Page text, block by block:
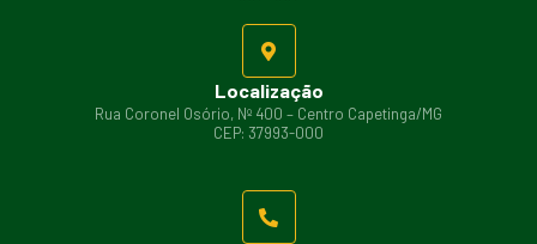
Localização
Rua Coronel Osório, Nº 400 – Centro Capetinga/MG
CEP: 37993-000